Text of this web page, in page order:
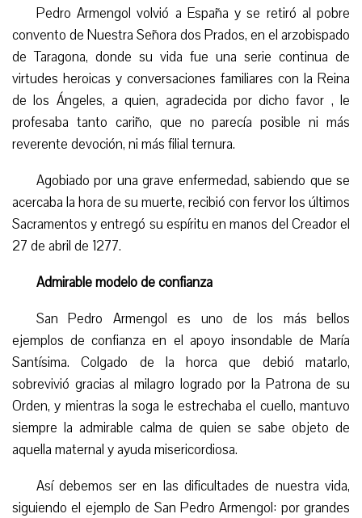
Pedro Armengol volvió a España y se retiró al pobre
convento de Nuestra Señora dos Prados, en el arzobispado
de Taragona, donde su vida fue una serie continua de
virtudes heroicas y conversaciones familiares con la Reina
de los Ángeles, a quien, agradecida por dicho favor , le
profesaba tanto cariño, que no parecía posible ni más
reverente devoción, ni más filial ternura.
Agobiado por una grave enfermedad, sabiendo que se
acercaba la hora de su muerte, recibió con fervor los últimos
Sacramentos y entregó su espíritu en manos del Creador el
27 de abril de 1277.
Admirable modelo de confianza
San Pedro Armengol es uno de los más bellos
ejemplos de confianza en el apoyo insondable de María
Santísima. Colgado de la horca que debió matarlo,
sobrevivió gracias al milagro logrado por la Patrona de su
Orden, y mientras la soga le estrechaba el cuello, mantuvo
siempre la admirable calma de quien se sabe objeto de
aquella maternal y ayuda misericordiosa.
Así debemos ser en las dificultades de nuestra vida,
siguiendo el ejemplo de San Pedro Armengol: por grandes